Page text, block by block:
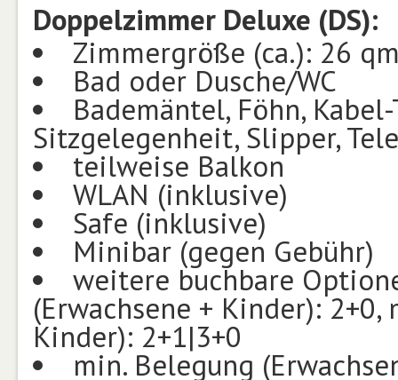
Doppelzimmer Deluxe (DS):
Zimmergröße (ca.): 26
Bad oder Dusche/WC
Bademäntel, Föhn,
Sitzgelegenheit, Slipper,
teilweise Balkon
WLAN (inklusive)
Safe (inklusive)
Minibar (gegen Gebühr)
weitere buchbare
(Erwachsene + Kinder): 2+0,
Kinder): 2+1|3+0
min. Belegung